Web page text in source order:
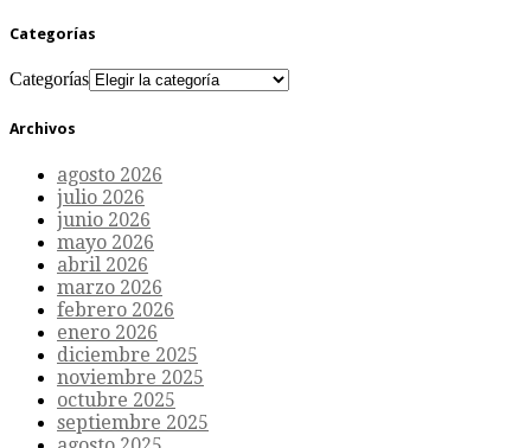
Categorías
Categorías
Archivos
agosto 2026
julio 2026
junio 2026
mayo 2026
abril 2026
marzo 2026
febrero 2026
enero 2026
diciembre 2025
noviembre 2025
octubre 2025
septiembre 2025